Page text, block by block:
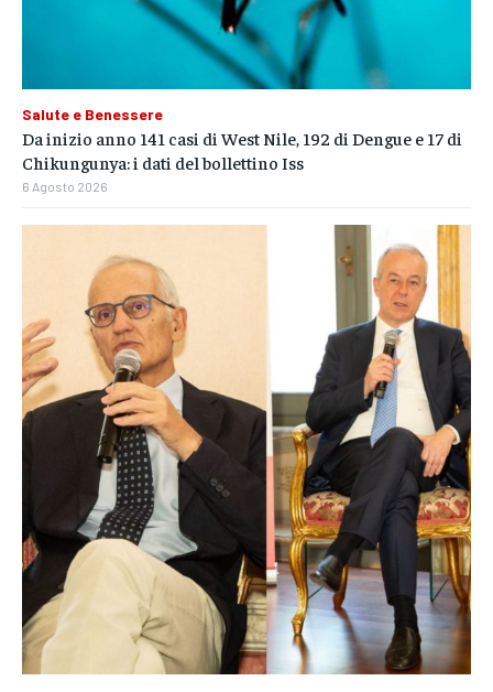
Salute e Benessere
Da inizio anno 141 casi di West Nile, 192 di Dengue e 17 di
Chikungunya: i dati del bollettino Iss
6 Agosto 2026